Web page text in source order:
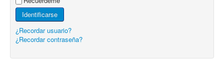
Identificarse
¿Recordar usuario?
¿Recordar contraseña?